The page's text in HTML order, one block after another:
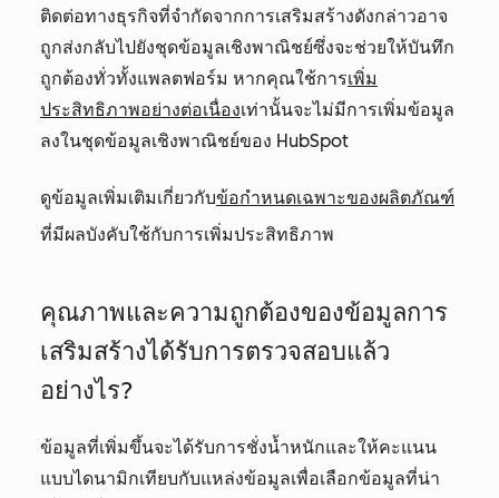
ติดต่อทางธุรกิจที่จำกัดจากการเสริมสร้างดังกล่าวอาจ
ถูกส่งกลับไปยังชุดข้อมูลเชิงพาณิชย์ซึ่งจะช่วยให้บันทึก
ถูกต้องทั่วทั้งแพลตฟอร์ม หากคุณใช้การเพิ่ม
ประสิทธิภาพอย่างต่อเนื่องเท่านั้นจะไม่มีการเพิ่มข้อมูล
ลงในชุดข้อมูลเชิงพาณิชย์ของ HubSpot
ดูข้อมูลเพิ่มเติมเกี่ยวกับข้อกำหนดเฉพาะของผลิตภัณฑ์
ที่มีผลบังคับใช้กับการเพิ่มประสิทธิภาพ
คุณภาพและความถูกต้องของข้อมูลการ
เสริมสร้างได้รับการตรวจสอบแล้ว
อย่างไร?
ข้อมูลที่เพิ่มขึ้นจะได้รับการชั่งน้ำหนักและให้คะแนน
แบบไดนามิกเทียบกับแหล่งข้อมูลเพื่อเลือกข้อมูลที่น่า